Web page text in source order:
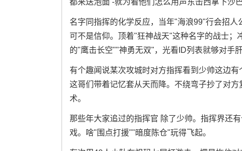
都来送泡面 -就为看他们怎么用声东击西拿下沙巴
名字同指挥的化学反应，当年"海浪99"行会招
可不是信仰。顶着"狂神战天"这种名字的战士
的"鹰击长空""神勇无双"，光看ID列表就够对手肝
有个趣闻说某次攻城时对方指挥看到少帅这边
这哥们带着记忆套从天而降。不绕弯子抄了对
术。
那些年大家追过的指挥官 除了少帅。指挥界还
戏。啥"围点打援""暗度陈仓"玩得飞起。